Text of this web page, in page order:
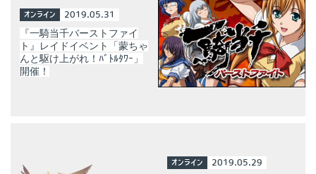
オンライン 2019.05.31
『一騎当千バーストファイ
ト』レイドイベント「蒙ちゃ
んと駆け上がれ！ﾊﾞﾄﾙﾀﾜｰ」
開催！
オンライン 2019.05.29